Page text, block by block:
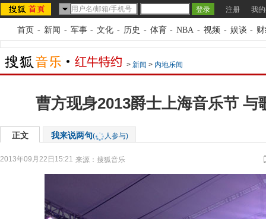
注册 我
首页 - 新闻 - 军事 - 文化 - 历史 - 体育 - NBA - 视频 - 娱谈 -
> 新闻 > 内地乐闻
曹方现身2013爵士上海音乐节 与
正文 我来说两句( 人参与)
2013年09月22日15:21 来源： 搜狐音乐